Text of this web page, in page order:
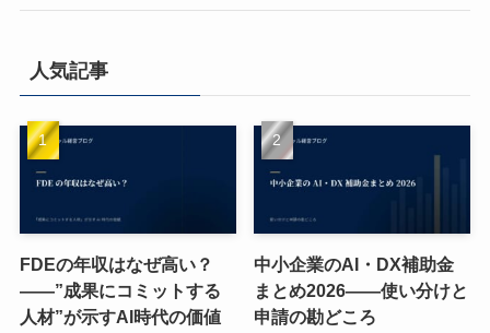
人気記事
FDEの年収はなぜ高い？
——”成果にコミットする
人材”が示すAI時代の価値
中小企業のAI・DX補助金
まとめ2026——使い分けと
申請の勘どころ